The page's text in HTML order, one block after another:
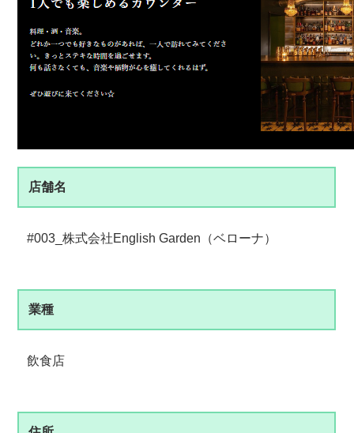
店舗名
#003_株式会社English Garden（ベローナ）
業種
飲食店